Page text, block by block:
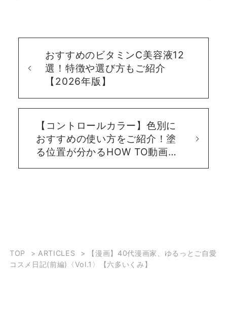
おすすめのビタミンC美容液12
選！特徴や選び方もご紹介
【2026年版】
【コントロールカラー】色別に
おすすめの使い方をご紹介！塗
る位置が分かるHOW TO動画も
TOP > ARTICLES >
【漫画】40代漫画家、ゆるっとご自愛
コスメ日記(前編)〈Vol.1〉【六多いくみ】